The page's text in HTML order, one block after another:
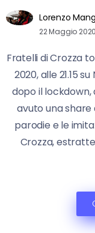
Lorenzo
22 Maggio 2020
Fratelli di Crozza
2020, alle 21.15
dopo il lockdown,
avuto una share
parodie e le
Crozza,